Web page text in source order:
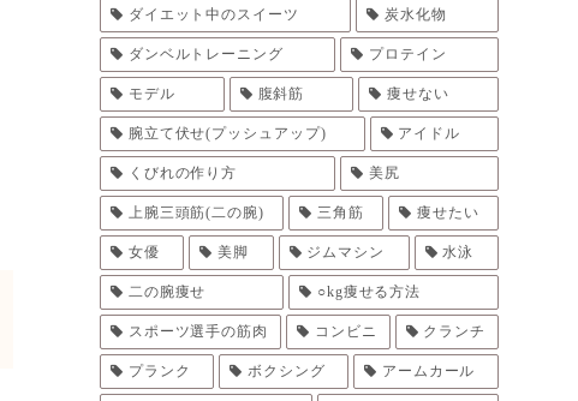
ダイエット中のスイーツ 炭水化物
ダンベルトレーニング プロテイン
モデル 腹斜筋 痩せない
腕立て伏せ(プッシュアップ) アイドル
くびれの作り方 美尻
上腕三頭筋(二の腕) 三角筋 痩せたい
女優 美脚 ジムマシン 水泳
二の腕痩せ ○kg痩せる方法
スポーツ選手の筋肉 コンビニ クランチ
プランク ボクシング アームカール